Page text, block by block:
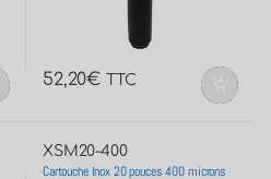
52,20€ TTC
XSM20-400
Cartouche Inox 20 pouces 400 microns